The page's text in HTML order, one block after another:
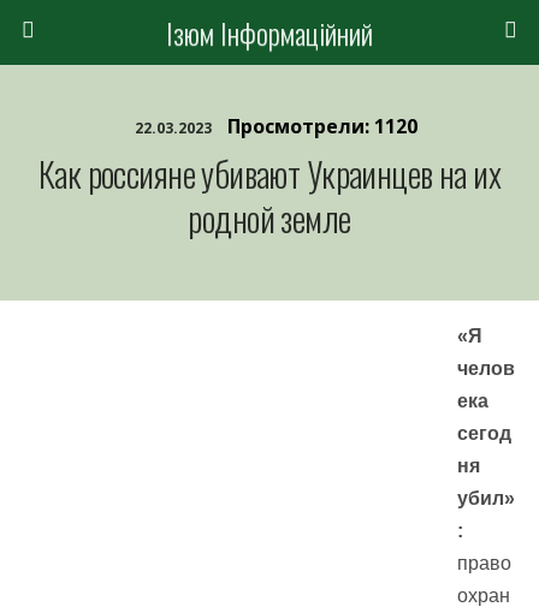
Ізюм Інформаційний
22.03.2023 Просмотрели: 1120
Как россияне убивают Украинцев на их
родной земле
«Я
челов
ека
сегод
ня
убил»
:
право
охран